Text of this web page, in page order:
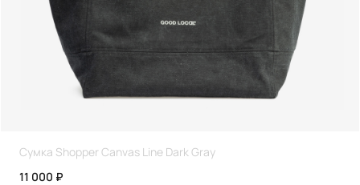
Сумка Shopper Canvas Line Dark Gray
11 000 ₽